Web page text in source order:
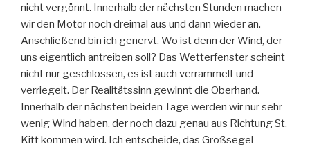
nicht vergönnt. Innerhalb der nächsten Stunden machen
wir den Motor noch dreimal aus und dann wieder an.
Anschließend bin ich genervt. Wo ist denn der Wind, der
uns eigentlich antreiben soll? Das Wetterfenster scheint
nicht nur geschlossen, es ist auch verrammelt und
verriegelt. Der Realitätssinn gewinnt die Oberhand.
Innerhalb der nächsten beiden Tage werden wir nur sehr
wenig Wind haben, der noch dazu genau aus Richtung St.
Kitt kommen wird. Ich entscheide, das Großsegel